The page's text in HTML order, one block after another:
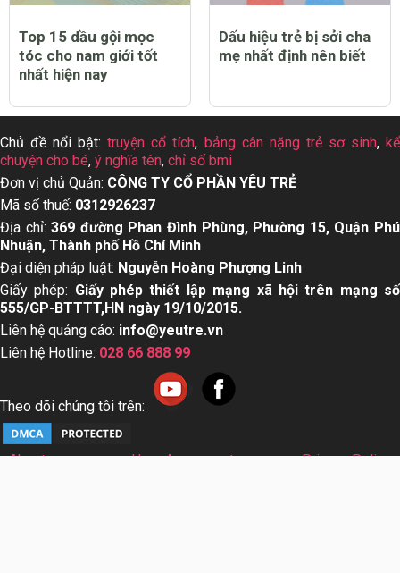
Top 15 dầu gội mọc
tóc cho nam giới tốt
nhất hiện nay
Dấu hiệu trẻ bị sởi cha
mẹ nhất định nên biết
Chủ đề nổi bật:truyện cổ tích, bảng cân nặng trẻ sơ sinh,kể
chuyện cho bé, ý nghĩa tên, chỉ số bmi
Đơn vị chủ Quản: CÔNG TY CỔ PHẦN YÊU TRẺ
Mã số thuế: 0312926237
Địa chỉ:369 đường Phan Đình Phùng, Phường 15, Quận Phú
Nhuận, Thành phố Hồ Chí Minh
Đại diện pháp luật: Nguyễn Hoàng Phượng Linh
Giấy phép: Giấy phép thiết lập mạng xã hội trên mạng số
555/GP-BTTTT,HN ngày 19/10/2015.
Liên hệ quảng cáo: info@yeutre.vn
Liên hệ Hotline: 028 66 888 99
Theo dõi chúng tôi trên:
About us User Agreement
Privacy Policy